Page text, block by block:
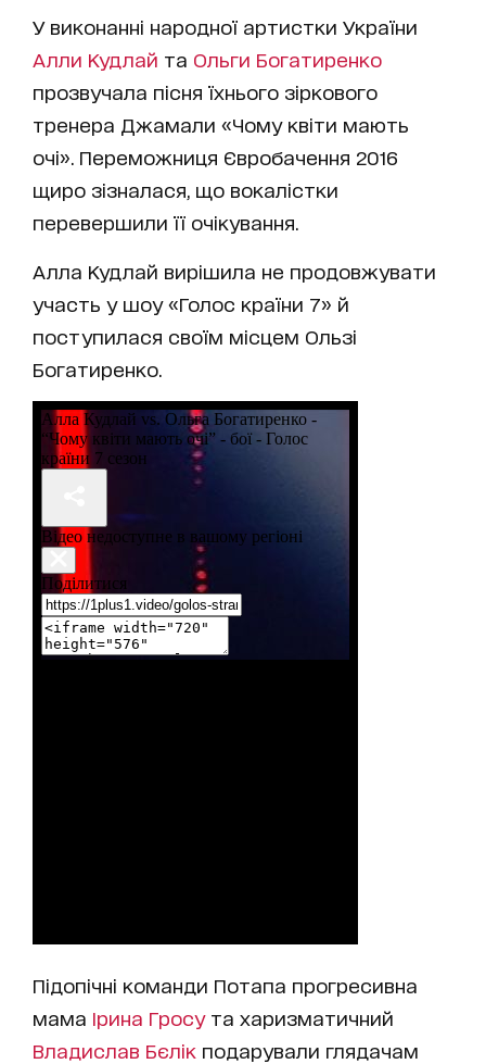
У виконанні народної артистки України
Алли Кудлай та Ольги Богатиренко
прозвучала пісня їхнього зіркового
тренера Джамали «Чому квіти мають
очі». Переможниця Євробачення 2016
щиро зізналася, що вокалістки
перевершили її очікування.
Алла Кудлай вирішила не продовжувати
участь у шоу «Голос країни 7» й
поступилася своїм місцем Ользі
Богатиренко.
Підопічні команди Потапа прогресивна
мама Ірина Гросута харизматичний
Владислав Бєлік подарували глядачам